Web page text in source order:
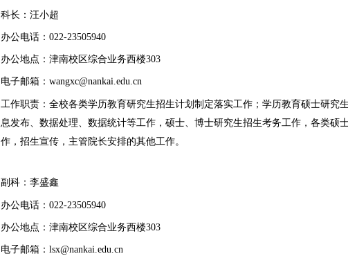
科长： 汪小超
办公电话：022-23505940
办公地点：津南校区综合业务西楼303
电子邮箱： wangxc@nankai.edu.cn
工作职责： 全校各类学历教育研究生招生计划制定落实工作； 学历教育硕士研究
息发布、数据处理、数据统计等工作，硕士、博士研究生招生考务工作，各类硕
作，招生宣传，主管院长安排的其他工作。
副科 ：李盛鑫
办公电话：022-23505940
办公地点：津南校区综合业务西楼303
电子邮箱：lsx@nankai.edu.cn